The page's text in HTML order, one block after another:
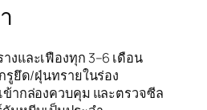
งและเฟืองทุก 3–6 เดือน
รูยึด/ฝุ่นทรายในร่อง
ากล่องควบคุม และตรวจซีล